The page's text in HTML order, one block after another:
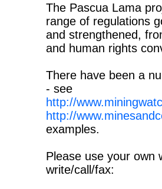
The Pascua Lama
range of regulations
and strengthened,
and human rights
There have been a
- see
http://
http://
examples.
Please use your own
write/call/fax: